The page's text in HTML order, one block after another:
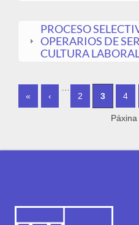
PROCESO
OPERARIOS DE
CULTURA
PÁGINAS
« ‹
…
2
3 4